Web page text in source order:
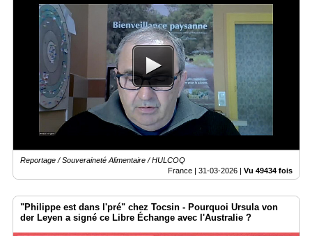
Reportage / Souveraineté Alimentaire / HULCOQ
France | 31-03-2026 Vu 49434 fois
"Philippe est dans l'pré" chez Tocsin - Pourquoi Ursula von
der Leyen a signé ce Libre Échange avec l'Australie ?